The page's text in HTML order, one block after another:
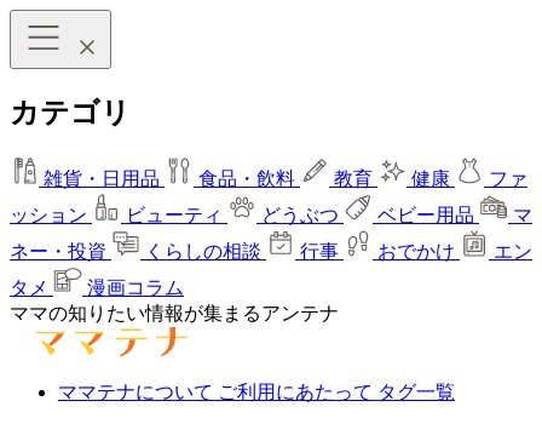
カテゴリ
雑貨・日用品 食品・飲料 教育 健康
ファ
ッション
ビューティ どうぶつ ベビー用品
マ
ネー・投資
くらしの相談 行事 おでかけ
エン
タメ
漫画コラム
ママの知りたい情報が集まるアンテナ
ママテナについて ご利用にあたって タグ一覧